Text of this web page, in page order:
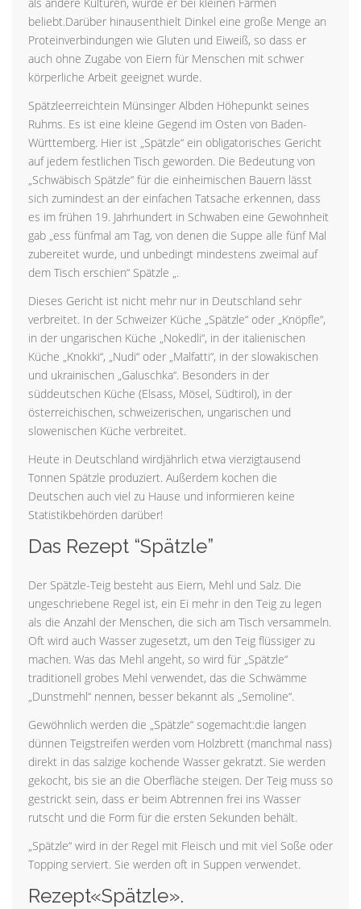
als andere Kulturen, wurde er bei kleinen Farmen
beliebt.Darüber hinausenthielt Dinkel eine große Menge an
Proteinverbindungen wie Gluten und Eiweiß, so dass er
auch ohne Zugabe von Eiern für Menschen mit schwer
körperliche Arbeit geeignet wurde.
Spätzleerreichtein Münsinger Albden Höhepunkt seines
Ruhms. Es ist eine kleine Gegend im Osten von Baden-
Württemberg. Hier ist „Spätzle“ ein obligatorisches Gericht
auf jedem festlichen Tisch geworden. Die Bedeutung von
„Schwäbisch Spätzle“ für die einheimischen Bauern lässt
sich zumindest an der einfachen Tatsache erkennen, dass
es im frühen 19. Jahrhundert in Schwaben eine Gewohnheit
gab „ess fünfmal am Tag, von denen die Suppe alle fünf Mal
zubereitet wurde, und unbedingt mindestens zweimal auf
dem Tisch erschien“ Spätzle „.
Dieses Gericht ist nicht mehr nur in Deutschland sehr
verbreitet. In der Schweizer Küche „Spätzle“ oder „Knöpfle“,
in der ungarischen Küche „Nokedli“, in der italienischen
Küche „Knokki“, „Nudi“ oder „Malfatti“, in der slowakischen
und ukrainischen „Galuschka“. Besonders in der
süddeutschen Küche (Elsass, Mösel, Südtirol), in der
österreichischen, schweizerischen, ungarischen und
slowenischen Küche verbreitet.
Heute in Deutschland wirdjährlich etwa vierzigtausend
Tonnen Spätzle produziert. Außerdem kochen die
Deutschen auch viel zu Hause und informieren keine
Statistikbehörden darüber!
Das Rezept “Spätzle”
Der Spätzle-Teig besteht aus Eiern, Mehl und Salz. Die
ungeschriebene Regel ist, ein Ei mehr in den Teig zu legen
als die Anzahl der Menschen, die sich am Tisch versammeln.
Oft wird auch Wasser zugesetzt, um den Teig flüssiger zu
machen. Was das Mehl angeht, so wird für „Spätzle“
traditionell grobes Mehl verwendet, das die Schwämme
„Dunstmehl“ nennen, besser bekannt als „Semoline“.
Gewöhnlich werden die „Spätzle“ sogemacht:die langen
dünnen Teigstreifen werden vom Holzbrett (manchmal nass)
direkt in das salzige kochende Wasser gekratzt. Sie werden
gekocht, bis sie an die Oberfläche steigen. Der Teig muss so
gestrickt sein, dass er beim Abtrennen frei ins Wasser
rutscht und die Form für die ersten Sekunden behält.
„Spätzle“ wird in der Regel mit Fleisch und mit viel Soße oder
Topping serviert. Sie werden oft in Suppen verwendet.
Rezept«Spätzle».